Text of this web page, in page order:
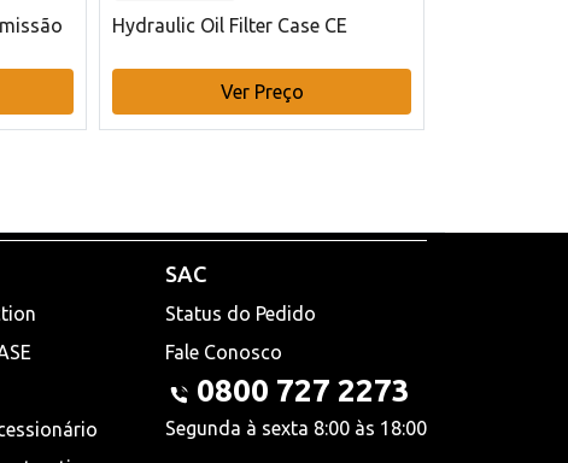
Hydraulic Oil Filter Case CE
Ver Preço
SAC
Status do Pedido
Fale Conosco
0800 727 2273
Segunda à sexta 8:00 às 18:00